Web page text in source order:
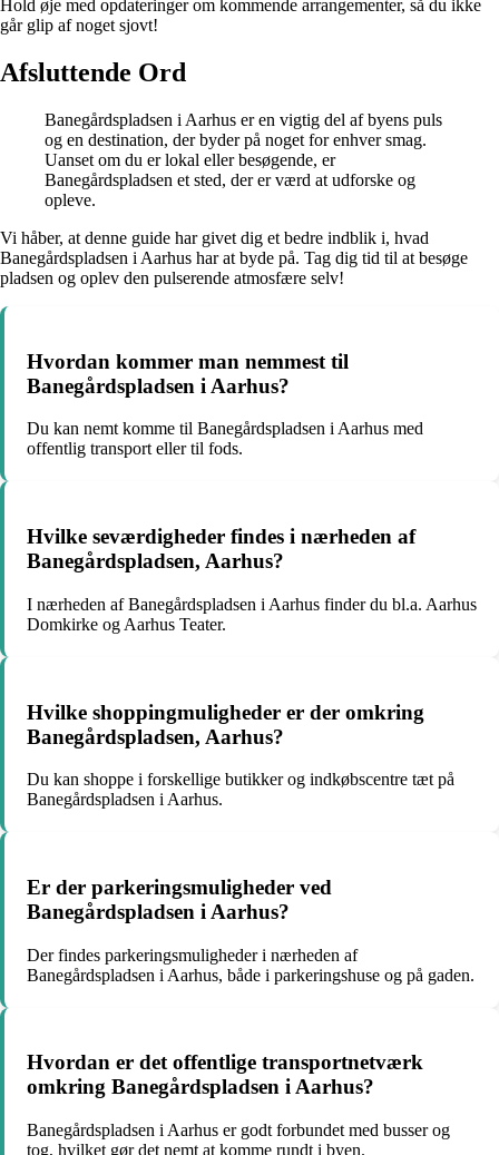
Hold øje med opdateringer om kommende arrangementer, så du ikke
går glip af noget sjovt!
Afsluttende Ord
Banegårdspladsen i Aarhus er en vigtig del af byens puls
og en destination, der byder på noget for enhver smag.
Uanset om du er lokal eller besøgende, er
Banegårdspladsen et sted, der er værd at udforske og
opleve.
Vi håber, at denne guide har givet dig et bedre indblik i, hvad
Banegårdspladsen i Aarhus har at byde på. Tag dig tid til at besøge
pladsen og oplev den pulserende atmosfære selv!
Hvordan kommer man nemmest til
Banegårdspladsen i Aarhus?
Du kan nemt komme til Banegårdspladsen i Aarhus med
offentlig transport eller til fods.
Hvilke seværdigheder findes i nærheden af
Banegårdspladsen, Aarhus?
I nærheden af Banegårdspladsen i Aarhus finder du bl.a. Aarhus
Domkirke og Aarhus Teater.
Hvilke shoppingmuligheder er der omkring
Banegårdspladsen, Aarhus?
Du kan shoppe i forskellige butikker og indkøbscentre tæt på
Banegårdspladsen i Aarhus.
Er der parkeringsmuligheder ved
Banegårdspladsen i Aarhus?
Der findes parkeringsmuligheder i nærheden af
Banegårdspladsen i Aarhus, både i parkeringshuse og på gaden.
Hvordan er det offentlige transportnetværk
omkring Banegårdspladsen i Aarhus?
Banegårdspladsen i Aarhus er godt forbundet med busser og
tog, hvilket gør det nemt at komme rundt i byen.